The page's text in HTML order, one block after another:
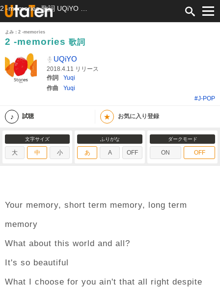
よみ：2 -memories
2 -memories 歌詞
UQiYO
2018.4.11 リリース
作詞
Yuqi
作曲
Yuqi
#J-POP
試聴 ★ お気に入り登録
文字サイズ
大 中 小
ふりがな
あ A OFF
ダークモード
ON OFF
Your memory, short term memory, long term
memory
What about this world and all?
It's so beautiful
What I choose for you ain't that all right despite